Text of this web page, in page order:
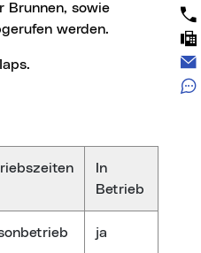
Brunnen, sowie
werden.
In
Betrieb
ja